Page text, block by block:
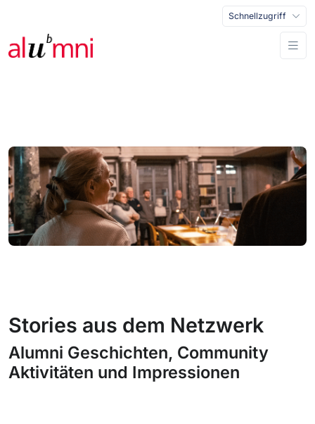
Schnellzugriff
Stories aus dem Netzwerk
Alumni Geschichten, Community
Aktivitäten und Impressionen